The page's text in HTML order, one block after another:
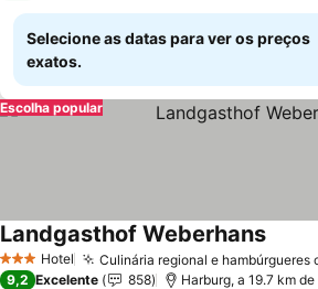
Selecione as datas para ver os preços
exatos.
Escolha popular
3 EstrelasHotel Culinária regional e hambúrgueres
Landgasthof Weberhans
9,2 Excelente 858 Harburg, a 19.7 km